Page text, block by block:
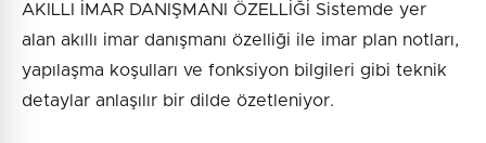
AKILLI İMAR DANIŞMANI ÖZELLİĞİ Sistemde yer
alan akıllı imar danışmanı özelliği ile imar plan notları,
yapılaşma koşulları ve fonksiyon bilgileri gibi teknik
detaylar anlaşılır bir dilde özetleniyor.